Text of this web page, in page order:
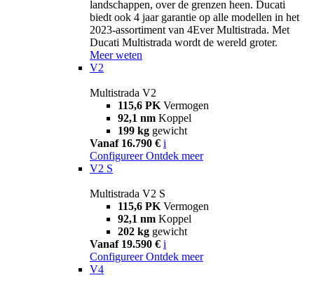
landschappen, over de grenzen heen. Ducati
biedt ook 4 jaar garantie op alle modellen in het
2023-assortiment van 4Ever Multistrada. Met
Ducati Multistrada wordt de wereld groter.
Meer weten
V2
Multistrada V2
115,6 PK Vermogen
92,1 nm Koppel
199 kg gewicht
Vanaf 16.790 € i
Configureer Ontdek meer
V2 S
Multistrada V2 S
115,6 PK Vermogen
92,1 nm Koppel
202 kg gewicht
Vanaf 19.590 € i
Configureer Ontdek meer
V4